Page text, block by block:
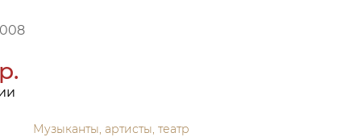
Музыканты, артисты, театр